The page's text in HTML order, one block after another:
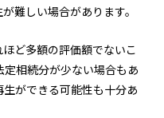
難しい場合があります。
ど多額の評価額でないこ
相続分が少ない場合もあ
ができる可能性も十分あ